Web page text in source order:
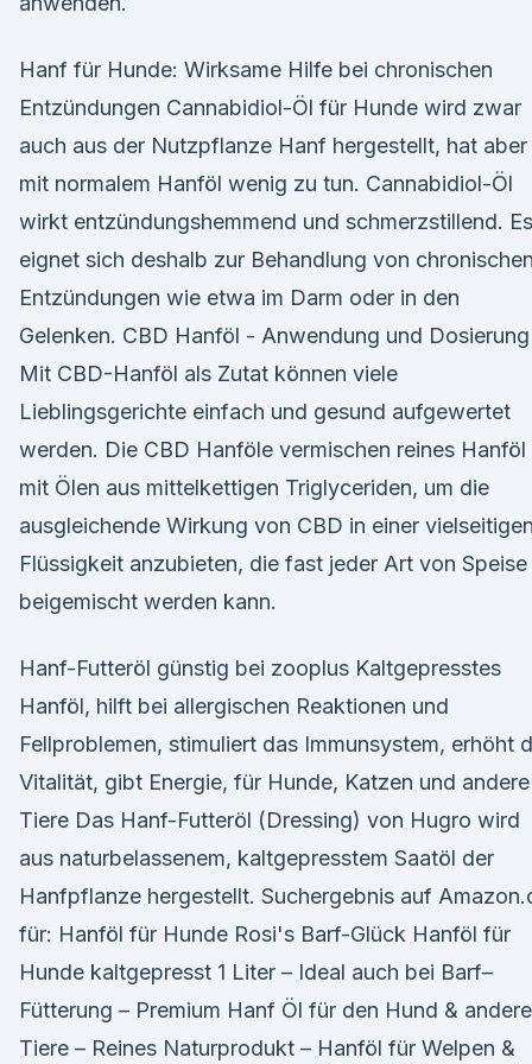
Hanf für Hunde: Wirksame Hilfe bei chronischen
Entzündungen Cannabidiol-Öl für Hunde wird zwar
auch aus der Nutzpflanze Hanf hergestellt, hat aber
mit normalem Hanföl wenig zu tun. Cannabidiol-Öl
wirkt entzündungshemmend und schmerzstillend. Es
eignet sich deshalb zur Behandlung von chronischen
Entzündungen wie etwa im Darm oder in den
Gelenken. CBD Hanföl - Anwendung und Dosierung
Mit CBD-Hanföl als Zutat können viele
Lieblingsgerichte einfach und gesund aufgewertet
werden. Die CBD Hanföle vermischen reines Hanföl
mit Ölen aus mittelkettigen Triglyceriden, um die
ausgleichende Wirkung von CBD in einer vielseitigen
Flüssigkeit anzubieten, die fast jeder Art von Speise
beigemischt werden kann.
Hanf-Futteröl günstig bei zooplus Kaltgepresstes
Hanföl, hilft bei allergischen Reaktionen und
Fellproblemen, stimuliert das Immunsystem, erhöht
Vitalität, gibt Energie, für Hunde, Katzen und andere
Tiere Das Hanf-Futteröl (Dressing) von Hugro wird
aus naturbelassenem, kaltgepresstem Saatöl der
Hanfpflanze hergestellt. Suchergebnis auf
für: Hanföl für Hunde Rosi's Barf-Glück Hanföl für
Hunde kaltgepresst 1 Liter – Ideal auch bei Barf–
Fütterung – Premium Hanf Öl für den Hund & andere
Tiere – Reines Naturprodukt – Hanföl für Welpen &